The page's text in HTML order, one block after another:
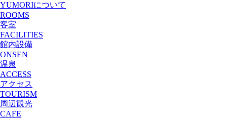
YUMORIについて
ROOMS
客室
FACILITIES
館内設備
ONSEN
温泉
ACCESS
アクセス
TOURISM
周辺観光
CAFE